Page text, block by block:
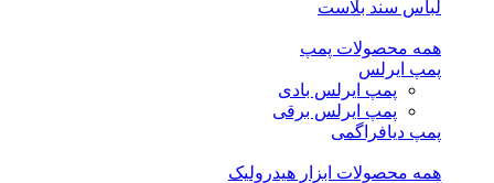
لباس سند بلاست
همه محصولات پمپ
پمپ ایرلس
پمپ ایرلس بادی
پمپ ایرلس برقی
پمپ دیافراگمی
همه محصولات ابزار هیدرولیک